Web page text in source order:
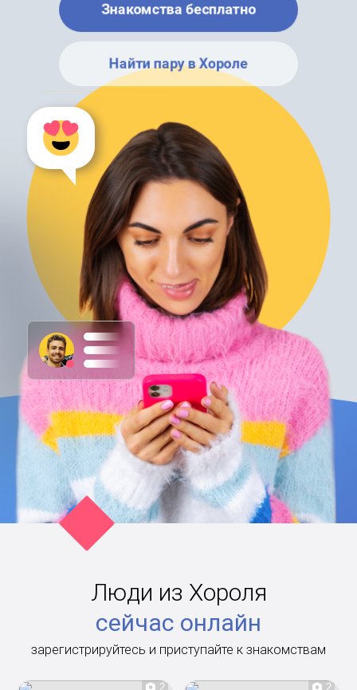
Знакомства бесплатно
Найти пару в Хороле
Люди из Хороля
сейчас онлайн
зарегистрируйтесь и приступайте к знакомствам
2 2